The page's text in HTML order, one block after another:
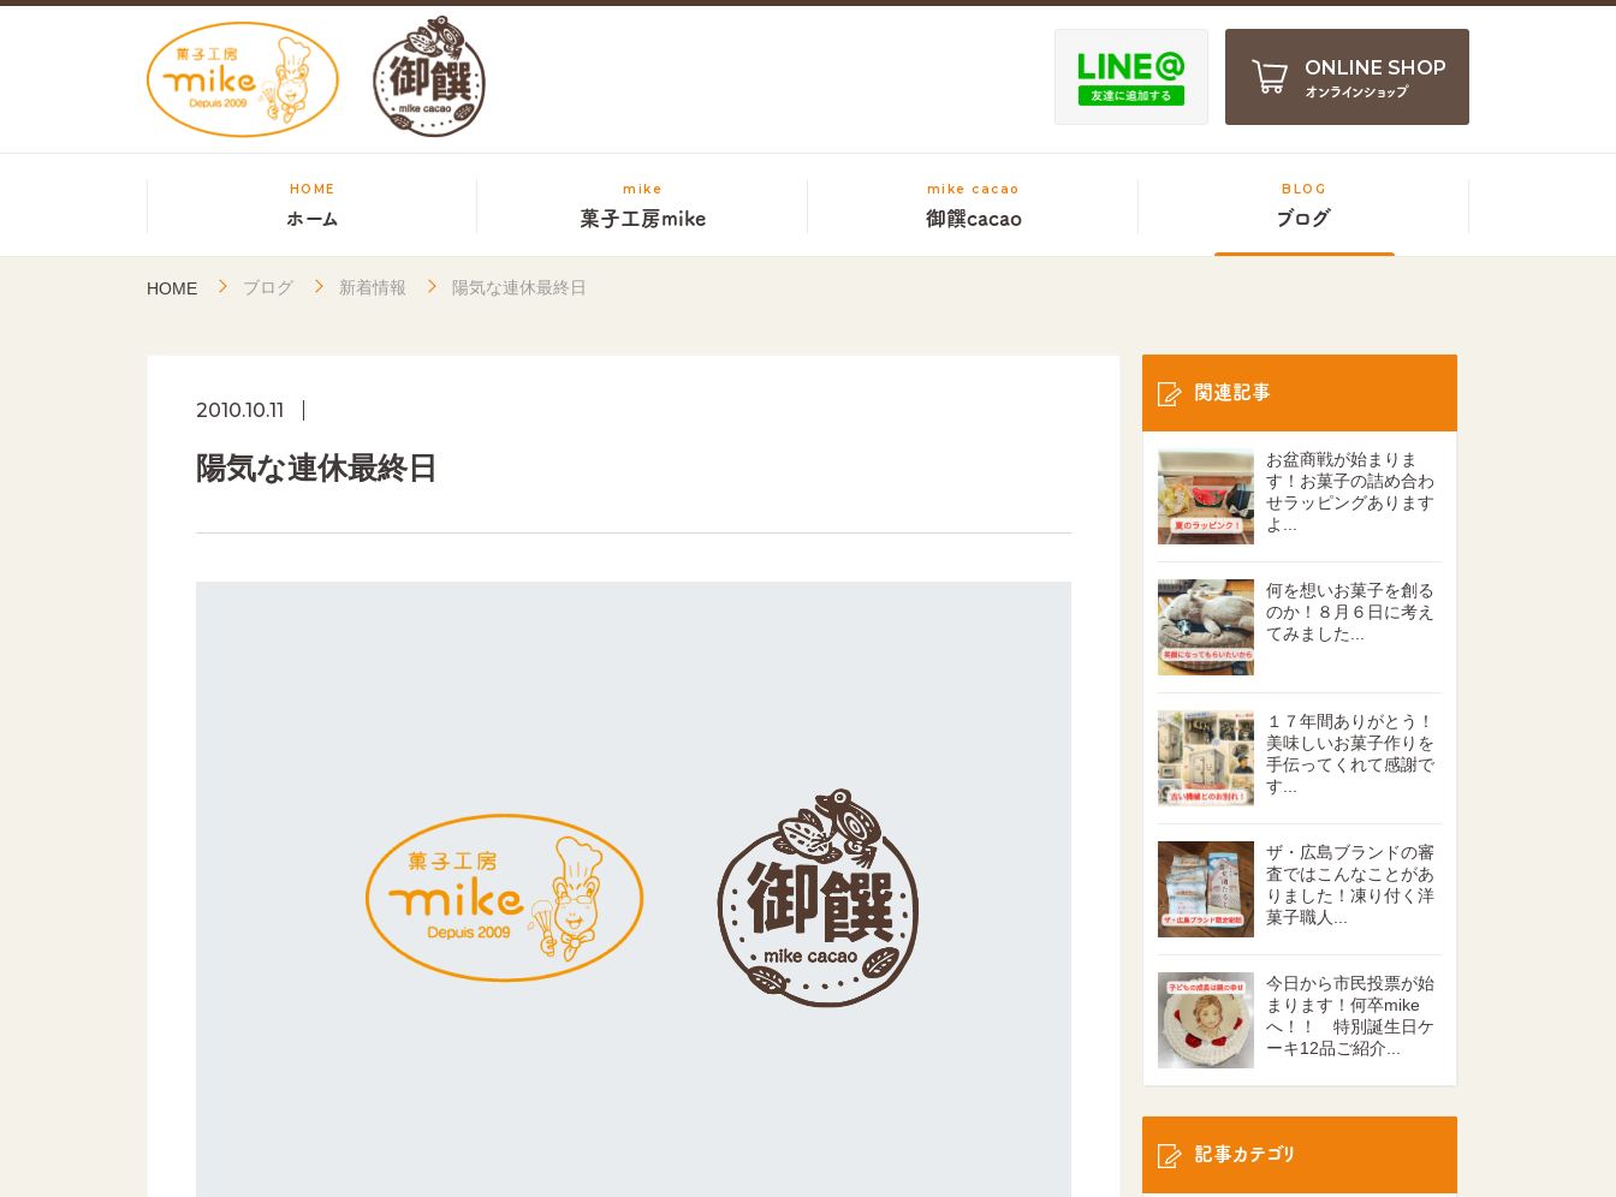
ONLINE SHOP
オンラインショップ
HOME
ホーム
mike
菓子工房mike
mike cacao
御饌cacao
BLOG
ブログ
HOME ブログ 新着情報 陽気な連休最終日
2010.10.11
陽気な連休最終日
関連記事
お盆商戦が始まりま
す！お菓子の詰め合わ
せラッピングあります
よ...
何を想いお菓子を創る
のか！８月６日に考え
てみました...
１７年間ありがとう！
美味しいお菓子作りを
手伝ってくれて感謝で
す...
ザ・広島ブランドの審
査ではこんなことがあ
りました！凍り付く洋
菓子職人...
今日から市民投票が始
まります！何卒mike
へ！！ 特別誕生日ケ
ーキ12品ご紹介...
記事カテゴリ